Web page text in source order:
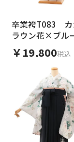
卒業袴T083 カ
ラウン花×ブル
￥19,800税込